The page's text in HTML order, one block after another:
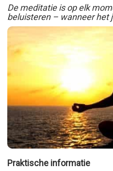
De meditatie is op elk
beluisteren – wanneer het
Praktische informatie